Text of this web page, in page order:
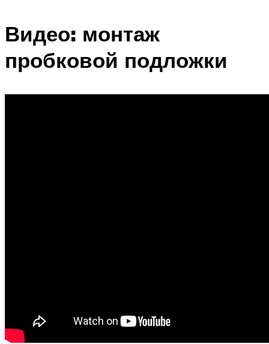
Видео: монтаж
пробковой подложки